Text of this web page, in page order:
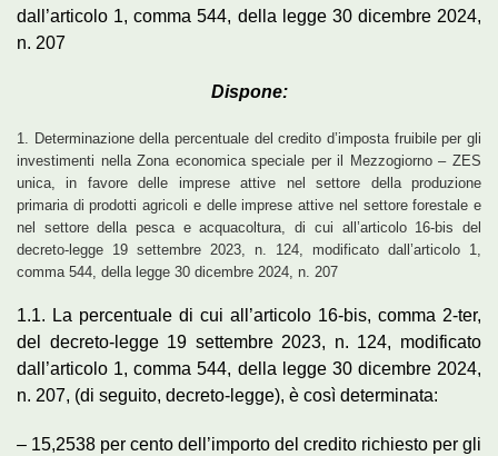
dall’articolo 1, comma 544, della legge 30 dicembre 2024,
n. 207
Dispone:
1. Determinazione della percentuale del credito d’imposta fruibile per gli
investimenti nella Zona economica speciale per il Mezzogiorno – ZES
unica, in favore delle imprese attive nel settore della produzione
primaria di prodotti agricoli e delle imprese attive nel settore forestale e
nel settore della pesca e acquacoltura, di cui all’articolo 16-bis del
decreto-legge 19 settembre 2023, n. 124, modificato dall’articolo 1,
comma 544, della legge 30 dicembre 2024, n. 207
1.1. La percentuale di cui all’articolo 16-bis, comma 2-ter,
del decreto-legge 19 settembre 2023, n. 124, modificato
dall’articolo 1, comma 544, della legge 30 dicembre 2024,
n. 207, (di seguito, decreto-legge), è così determinata:
– 15,2538 per cento dell’importo del credito richiesto per gli